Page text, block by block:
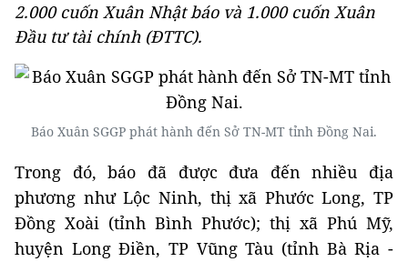
2.000 cuốn Xuân Nhật báo và 1.000 cuốn Xuân
Đầu tư tài chính (ĐTTC).
Báo Xuân SGGP phát hành đến Sở TN-MT tỉnh Đồng Nai.
Trong đó, báo đã được đưa đến nhiều địa
phương như Lộc Ninh, thị xã Phước Long, TP
Đồng Xoài (tỉnh Bình Phước); thị xã Phú Mỹ,
huyện Long Điền, TP Vũng Tàu (tỉnh Bà Rịa -